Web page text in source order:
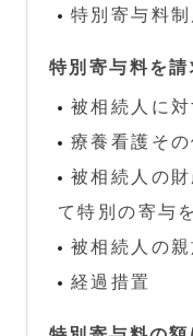
特別寄与料
特別寄与料を
被相続人に
療養看護そ
被相続人の
て特別の寄与
被相続人の
経過措置